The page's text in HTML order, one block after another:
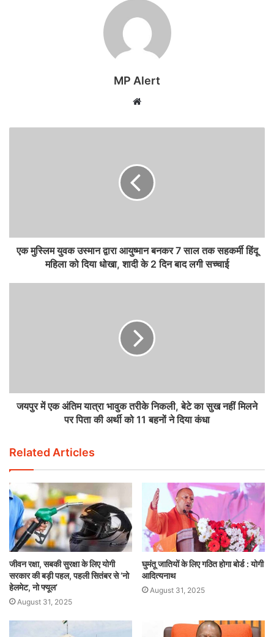
MP Alert
Website
एक मुस्लिम युवक उस्मान द्वारा आयुष्मान बनकर 7 साल तक सहकर्मी हिंदू
महिला को दिया धोखा, शादी के 2 दिन बाद लगी सच्चाई
जयपुर में एक अंतिम यात्रा भावुक तरीके निकली, बेटे का सुख नहीं मिलने
पर पिता की अर्थी को 11 बहनों ने दिया कंधा
Related Articles
जीवन रक्षा, सबकी सुरक्षा के लिए योगी
सरकार की बड़ी पहल, पहली सितंबर से ‘नो
हेलमेट, नो फ्यूल’
August 31, 2025
घुमंतू जातियों के लिए गठित होगा बोर्ड : योगी
आदित्यनाथ
August 31, 2025